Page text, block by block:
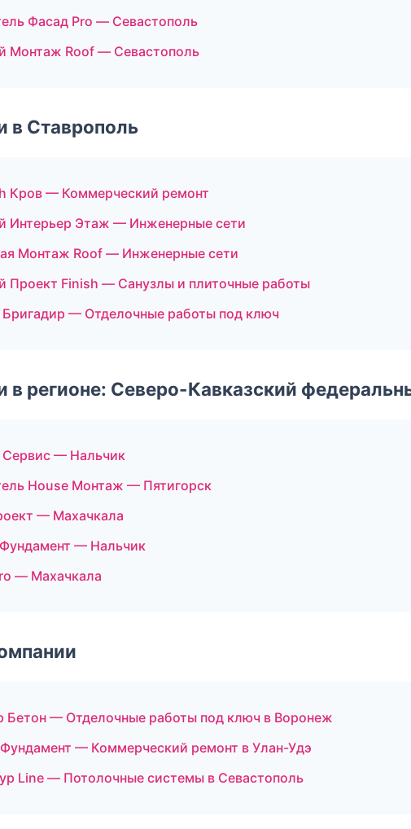
Фасад Pro — Севастополь
Монтаж Roof — Севастополь
в Ставрополь
Кров — Коммерческий ремонт
Интерьер Этаж — Инженерные сети
Монтаж Roof — Инженерные сети
Проект Finish — Санузлы и плиточные работы
— Отделочные работы под ключ
в регионе: Северо-Кавказский
— Нальчик
House Монтаж — Пятигорск
— Махачкала
— Нальчик
— Махачкала
Бетон — Отделочные работы под ключ в Воронеж
— Коммерческий ремонт в Улан-Удэ
Line — Потолочные системы в Севастополь